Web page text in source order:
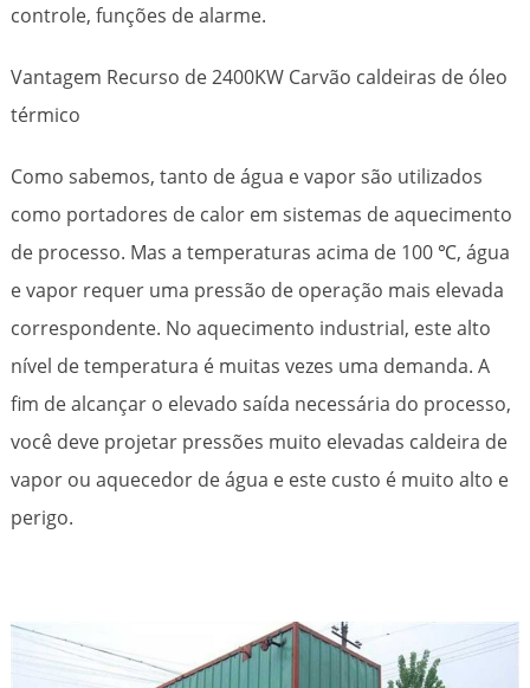
controle, funções de alarme.
Vantagem Recurso de 2400KW Carvão caldeiras de óleo
térmico
Como sabemos, tanto de água e vapor são utilizados
como portadores de calor em sistemas de aquecimento
de processo. Mas a temperaturas acima de 100 ℃, água
e vapor requer uma pressão de operação mais elevada
correspondente. No aquecimento industrial, este alto
nível de temperatura é muitas vezes uma demanda. A
fim de alcançar o elevado saída necessária do processo,
você deve projetar pressões muito elevadas caldeira de
vapor ou aquecedor de água e este custo é muito alto e
perigo.